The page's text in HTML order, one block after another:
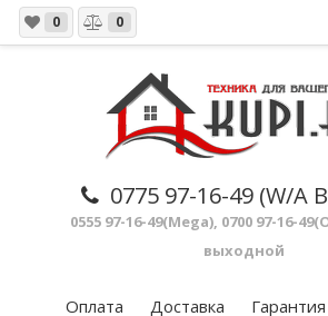
0 0
0775 97-16-49 (W/A
0555 97-16-49(Mega), 0700 97-16-
выходной
Оплата Доставка Гарантия